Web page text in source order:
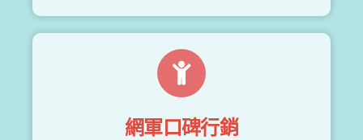
網軍口碑行銷